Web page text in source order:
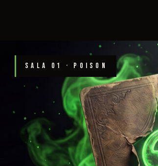
SALA 01 · POISON